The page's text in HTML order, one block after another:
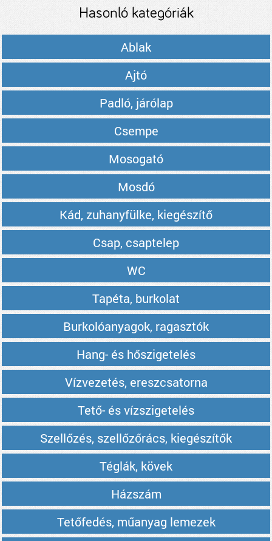
Hasonló kategóriák
Ablak
Ajtó
Padló, járólap
Csempe
Mosogató
Mosdó
Kád, zuhanyfülke, kiegészítő
Csap, csaptelep
WC
Tapéta, burkolat
Burkolóanyagok, ragasztók
Hang- és hőszigetelés
Vízvezetés, ereszcsatorna
Tető- és vízszigetelés
Szellőzés, szellőzőrács, kiegészítők
Téglák, kövek
Házszám
Tetőfedés, műanyag lemezek